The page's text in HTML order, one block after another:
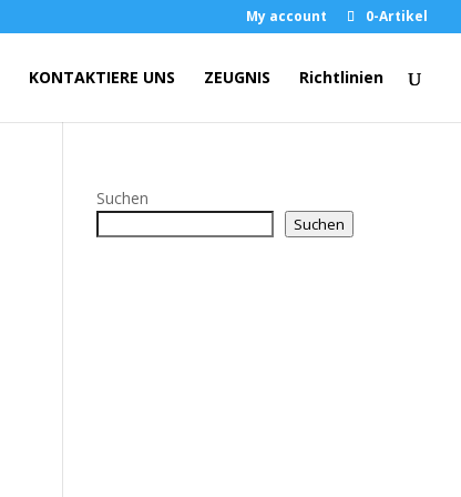
My account 0-Artikel
KONTAKTIERE UNS ZEUGNIS Richtlinien
Suchen
Suchen